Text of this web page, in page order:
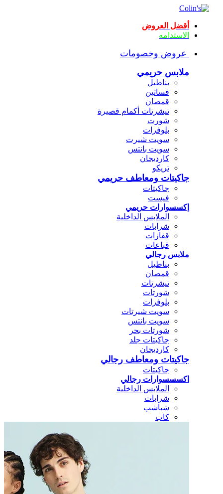
أقضل العروض
الاستدامه
عروض وخصومات
ملابس حريمي
بناطيل
فساتين
قمصان
تيشرتات أكمام قصيرة
شورت
بلوفرات
سويت شيرت
سويت بانتس
كارديجان
تريكو
جاكيتات ومعاطف حريمي
جاكيتات
فيست
إكسسوارات حريمي
الملابس الداخلية
شرابات
قفازات
قباعات
ملابس رجالي
بناطيل
قمصان
تيشرتات
شورتات
بلوفرات
سويت شيرتات
سويت بانتس
شورتات بحر
جاكيتات جلد
كارديجان
جاكيتات ومعاطف رجالي
جاكيتات
اكسسسوارات رجالي
الملابس الداخلية
شرابات
شباشب
كاب